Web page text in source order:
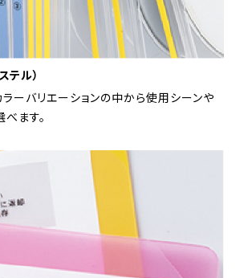
テル）
ーバリエーションの中から使用シーンや
ます。